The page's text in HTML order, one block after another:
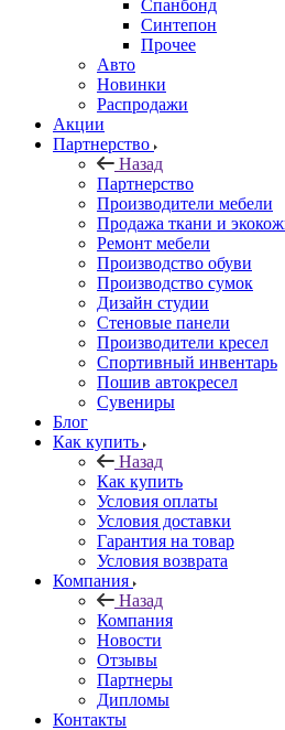
Спанбонд
Синтепон
Прочее
Авто
Новинки
Распродажи
Акции
Партнерство
Назад
Партнерство
Производители мебели
Продажа ткани и
Ремонт мебели
Производство обуви
Производство сумок
Дизайн студии
Стеновые панели
Производители кресел
Спортивный инвентарь
Пошив автокресел
Сувениры
Блог
Как купить
Назад
Как купить
Условия оплаты
Условия доставки
Гарантия на товар
Условия возврата
Компания
Назад
Компания
Новости
Отзывы
Партнеры
Дипломы
Контакты